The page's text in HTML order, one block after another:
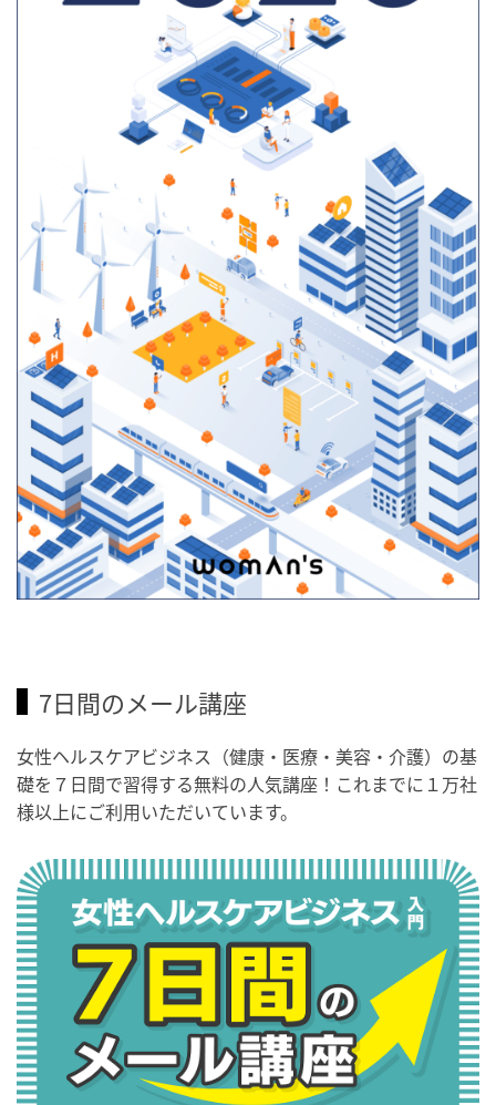
7日間のメール講座
女性ヘルスケアビジネス（健康・医療・美容・介護）の基
礎を７日間で習得する無料の人気講座！これまでに１万社
様以上にご利用いただいています。